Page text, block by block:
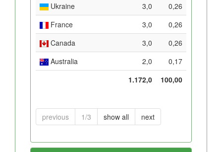
Ukraine
3,0
0,26
France
3,0
0,26
Canada
3,0
0,26
Australia
2,0
0,17
1.172,0
100,00
previous 1/3 show all next